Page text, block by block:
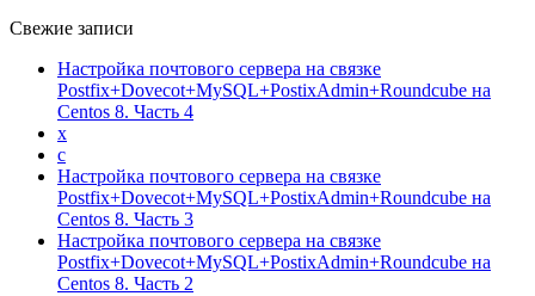
Свежие записи
Настройка почтового сервера на связке
Postfix+Dovecot+MySQL+PostixAdmin+Roundcube на
Centos 8. Часть 4
x
c
Настройка почтового сервера на связке
Postfix+Dovecot+MySQL+PostixAdmin+Roundcube на
Centos 8. Часть 3
Настройка почтового сервера на связке
Postfix+Dovecot+MySQL+PostixAdmin+Roundcube на
Centos 8. Часть 2